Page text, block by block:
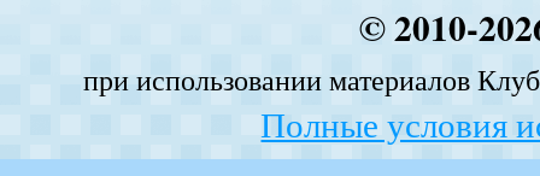
© 2010-
при использовании материалов
Полные условия